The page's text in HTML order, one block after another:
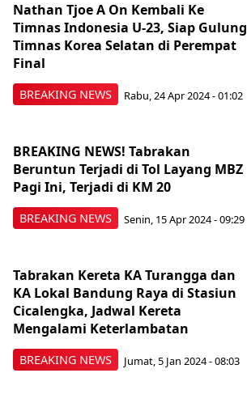
BREAKING NEWS
Nathan Tjoe A On Kembali Ke
Timnas Indonesia U-23, Siap Gulung
Timnas Korea Selatan di Perempat
Final
Rabu, 24 Apr 2024 - 01:02
BREAKING NEWS
BREAKING NEWS! Tabrakan
Beruntun Terjadi di Tol Layang MBZ
Pagi Ini, Terjadi di KM 20
Senin, 15 Apr 2024 - 09:29
BREAKING NEWS
Tabrakan Kereta KA Turangga dan
KA Lokal Bandung Raya di Stasiun
Cicalengka, Jadwal Kereta
Mengalami Keterlambatan
Jumat, 5 Jan 2024 - 08:03